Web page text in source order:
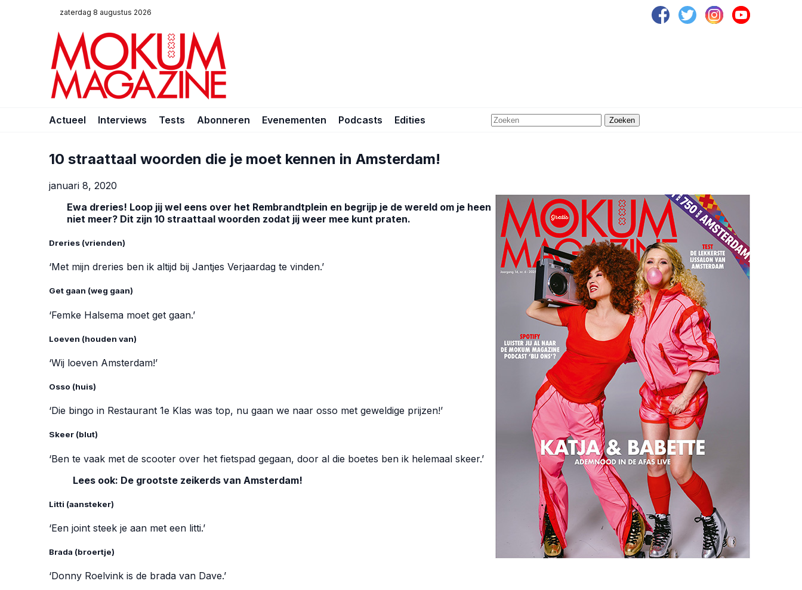
zaterdag 8 augustus 2026
Actueel Interviews Tests Abonneren Evenementen Podcasts Edities Zoeken
10 straattaal woorden die je moet kennen in Amsterdam!
januari 8, 2020
Ewa dreries! Loop jij wel eens over het Rembrandtplein en begrijp je de wereld om je heen
niet meer? Dit zijn 10 straattaal woorden zodat jij weer mee kunt praten.
Dreries (vrienden)
‘Met mijn dreries ben ik altijd bij Jantjes Verjaardag te vinden.’
Get gaan (weg gaan)
‘Femke Halsema moet get gaan.’
Loeven (houden van)
‘Wij loeven Amsterdam!’
Osso (huis)
‘Die bingo in Restaurant 1e Klas was top, nu gaan we naar osso met geweldige prijzen!’
Skeer (blut)
‘Ben te vaak met de scooter over het fietspad gegaan, door al die boetes ben ik helemaal skeer.’
Lees ook: De grootste zeikerds van Amsterdam!
Litti (aansteker)
‘Een joint steek je aan met een litti.’
Brada (broertje)
‘Donny Roelvink is de brada van Dave.’